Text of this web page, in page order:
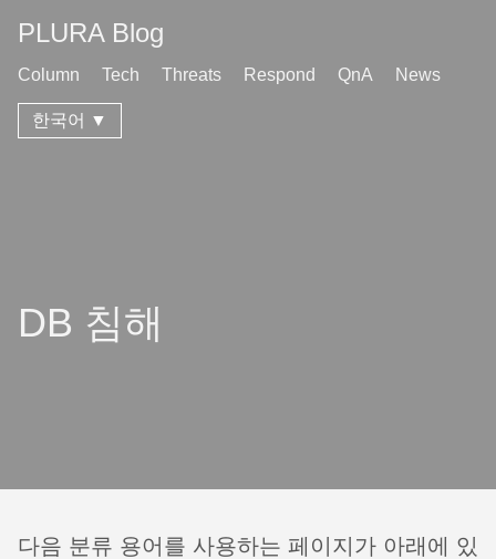
PLURA Blog
Column Tech Threats Respond QnA News
한국어 ▼
DB 침해
다음 분류 용어를 사용하는 페이지가 아래에 있